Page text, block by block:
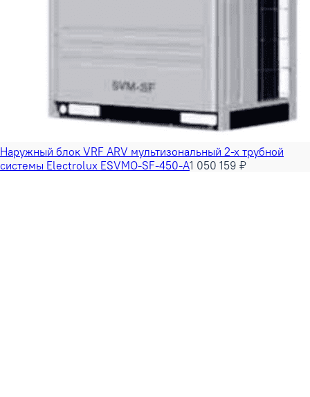
Наружный блок VRF ARV мультизональный 2-х трубной
системы Electrolux ESVMO-SF-450-A1 050 159 ₽